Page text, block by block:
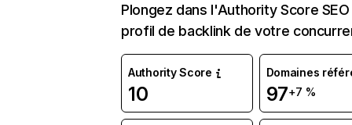
Plongez dans l'Authority Score
profil de backlink de votre
Authority Score
10
Domaines
97+7 %